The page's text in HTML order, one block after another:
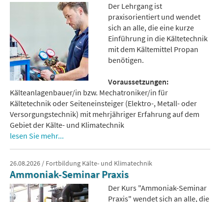
Der Lehrgang ist
praxisorientiert und wendet
sich an alle, die eine kurze
Einführung in die Kältetechnik
mit dem Kältemittel Propan
benötigen.
Voraussetzungen:
Kälteanlagenbauer/in bzw. Mechatroniker/in für
Kältetechnik oder Seiteneinsteiger (Elektro-, Metall- oder
Versorgungstechnik) mit mehrjähriger Erfahrung auf dem
Gebiet der Kälte- und Klimatechnik
lesen Sie mehr...
26.08.2026 / Fortbildung Kälte- und Klimatechnik
Ammoniak-Seminar Praxis
Der Kurs "Ammoniak-Seminar
Praxis" wendet sich an alle, die